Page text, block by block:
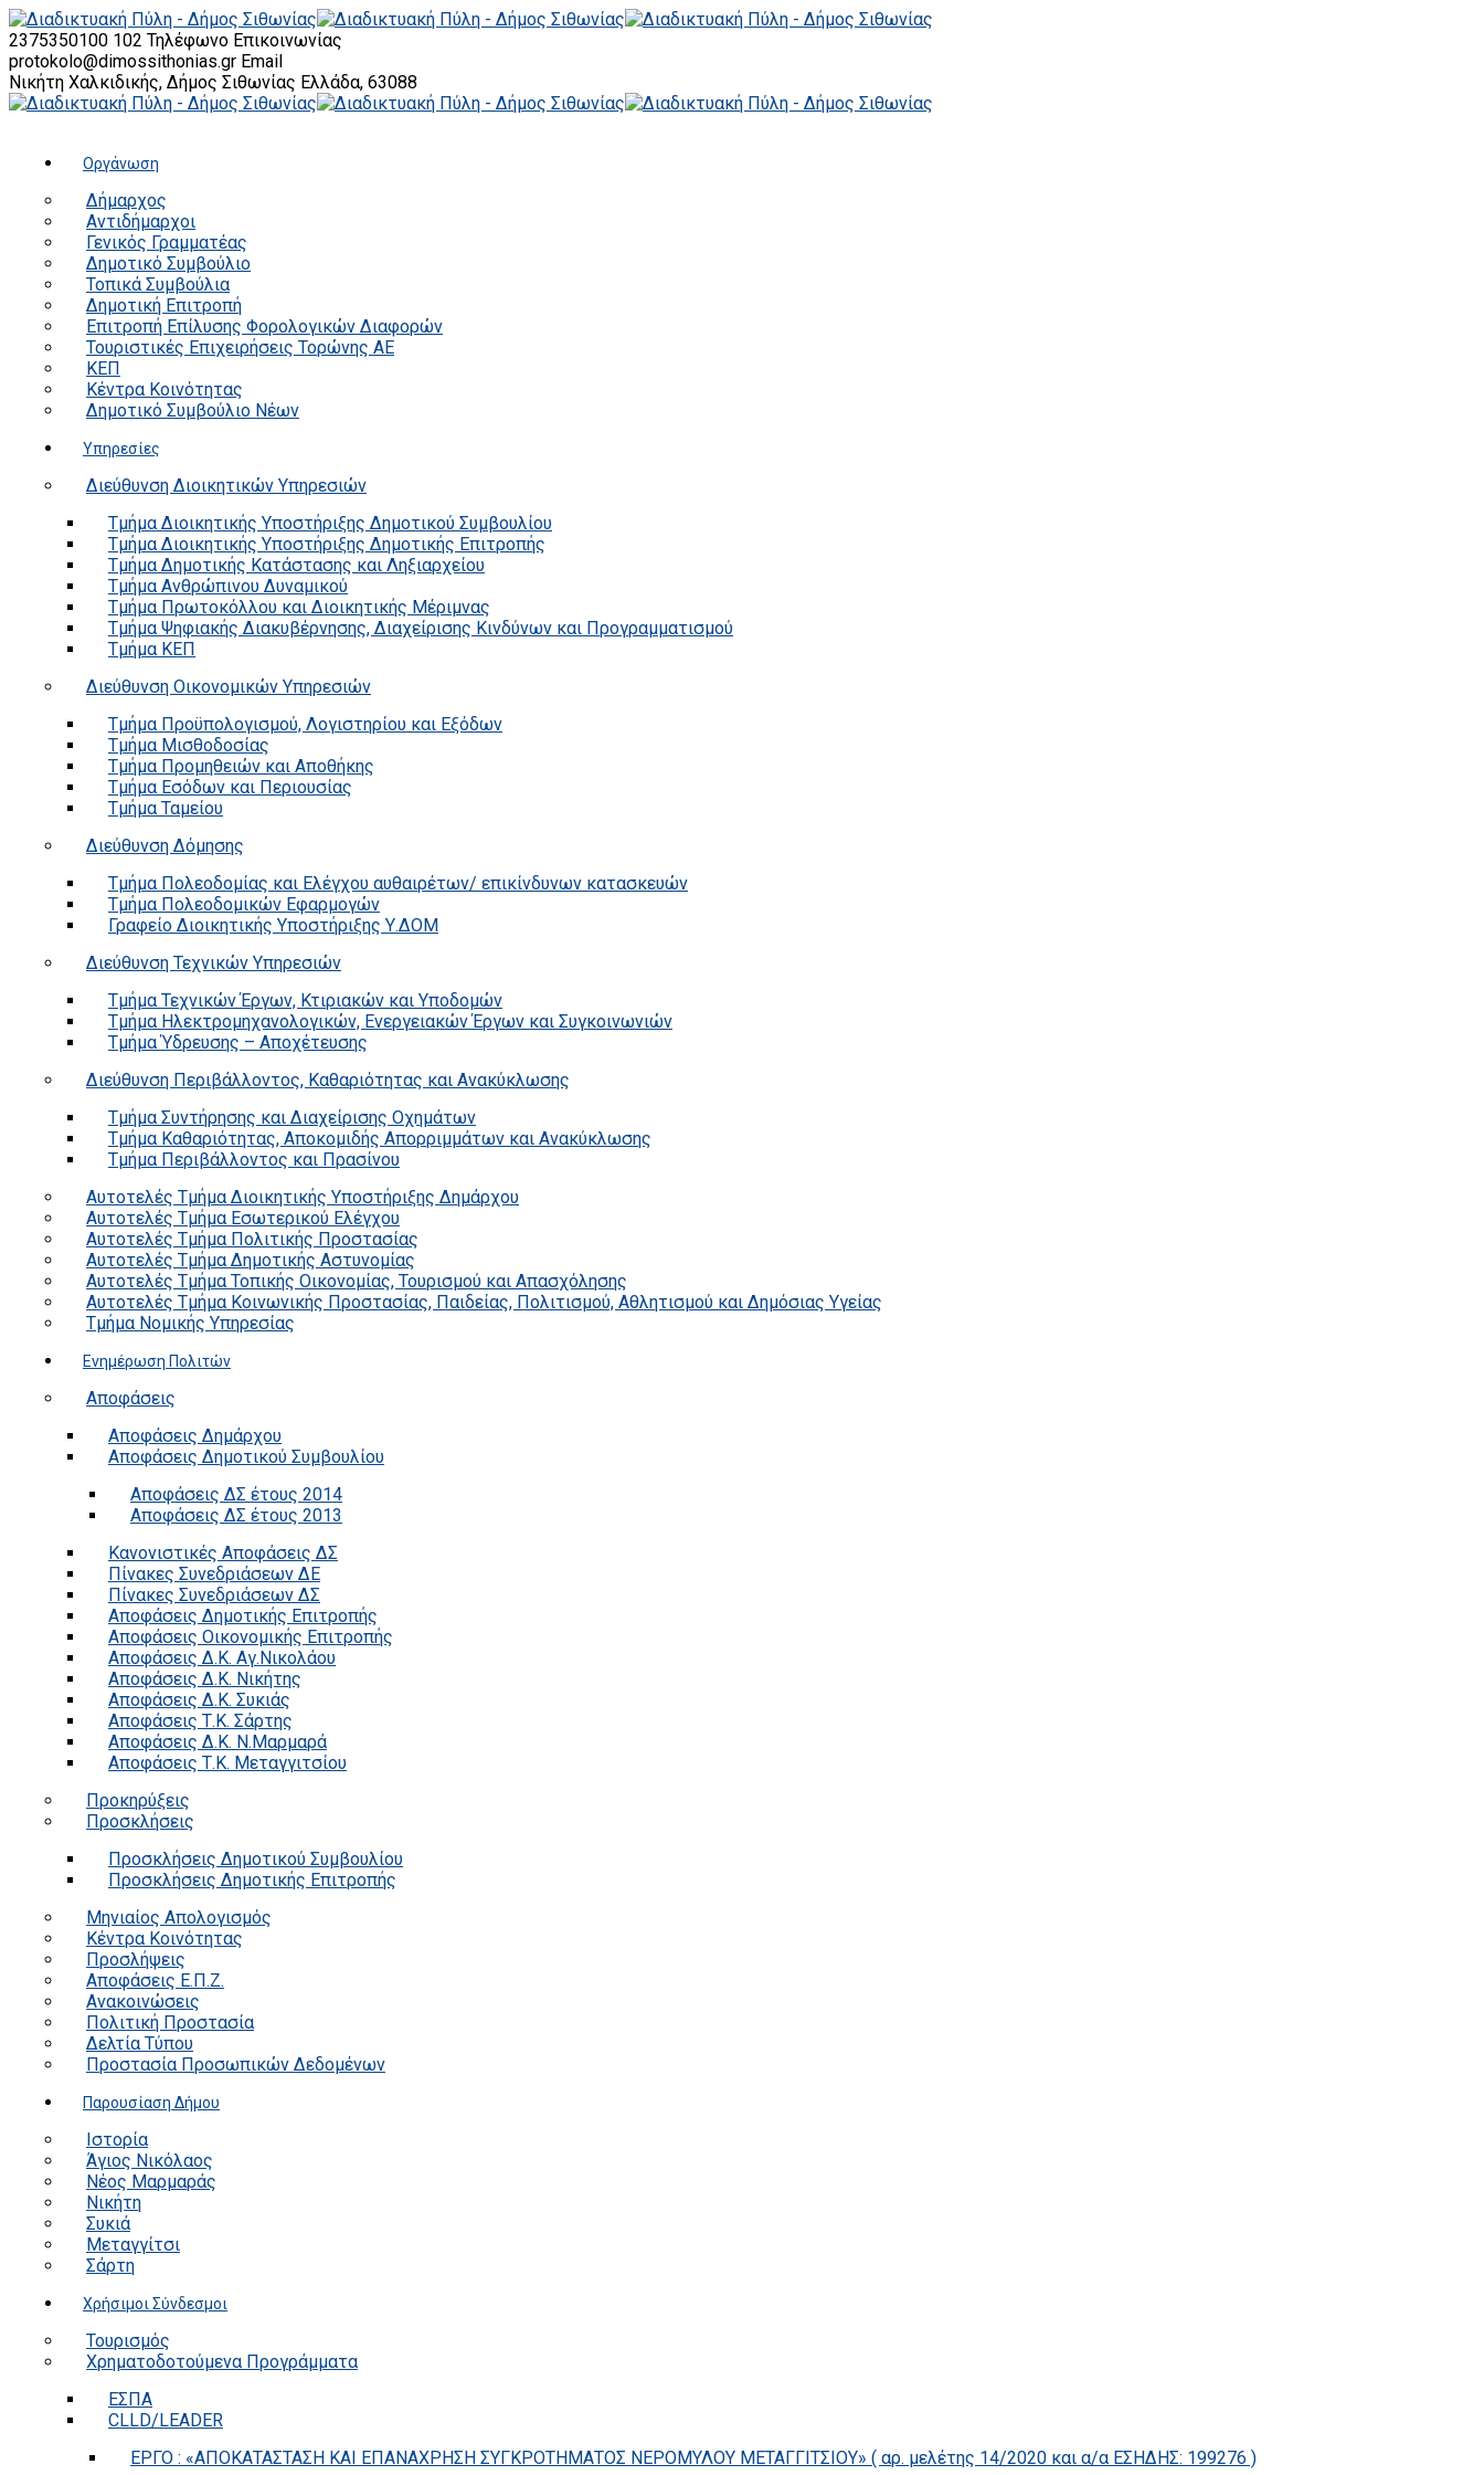
2375350100 102 Τηλέφωνο Επικοινωνίας
protokolo@dimossithonias.gr Email
Νικήτη Χαλκιδικής, Δήμος Σιθωνίας Ελλάδα, 63088
Οργάνωση
Δήμαρχος
Αντιδήμαρχοι
Γενικός Γραμματέας
Δημοτικό Συμβούλιο
Τοπικά Συμβούλια
Δημοτική Επιτροπή
Επιτροπή Επίλυσης Φορολογικών Διαφορών
Τουριστικές Επιχειρήσεις Τορώνης ΑΕ
ΚΕΠ
Κέντρα Κοινότητας
Δημοτικό Συμβούλιο Νέων
Υπηρεσίες
Διεύθυνση Διοικητικών Υπηρεσιών
Τμήμα Διοικητικής Υποστήριξης Δημοτικού Συμβουλίου
Τμήμα Διοικητικής Υποστήριξης Δημοτικής Επιτροπής
Τμήμα Δημοτικής Κατάστασης και Ληξιαρχείου
Τμήμα Ανθρώπινου Δυναμικού
Τμήμα Πρωτοκόλλου και Διοικητικής Μέριμνας
Τμήμα Ψηφιακής Διακυβέρνησης, Διαχείρισης Κινδύνων και Προγραμματισμού
Τμήμα ΚΕΠ
Διεύθυνση Οικονομικών Υπηρεσιών
Τμήμα Προϋπολογισμού, Λογιστηρίου και Εξόδων
Τμήμα Μισθοδοσίας
Τμήμα Προμηθειών και Αποθήκης
Τμήμα Εσόδων και Περιουσίας
Τμήμα Ταμείου
Διεύθυνση Δόμησης
Τμήμα Πολεοδομίας και Ελέγχου αυθαιρέτων/ επικίνδυνων κατασκευών
Τμήμα Πολεοδομικών Εφαρμογών
Γραφείο Διοικητικής Υποστήριξης Υ.ΔΟΜ
Διεύθυνση Τεχνικών Υπηρεσιών
Τμήμα Τεχνικών Έργων, Κτιριακών και Υποδομών
Τμήμα Ηλεκτρομηχανολογικών, Ενεργειακών Έργων και Συγκοινωνιών
Τμήμα Ύδρευσης – Αποχέτευσης
Διεύθυνση Περιβάλλοντος, Καθαριότητας και Ανακύκλωσης
Τμήμα Συντήρησης και Διαχείρισης Οχημάτων
Τμήμα Καθαριότητας, Αποκομιδής Απορριμμάτων και Ανακύκλωσης
Τμήμα Περιβάλλοντος και Πρασίνου
Αυτοτελές Τμήμα Διοικητικής Υποστήριξης Δημάρχου
Αυτοτελές Τμήμα Εσωτερικού Ελέγχου
Αυτοτελές Τμήμα Πολιτικής Προστασίας
Αυτοτελές Τμήμα Δημοτικής Αστυνομίας
Αυτοτελές Τμήμα Τοπικής Οικονομίας, Τουρισμού και Απασχόλησης
Αυτοτελές Τμήμα Κοινωνικής Προστασίας, Παιδείας, Πολιτισμού, Αθλητισμού και Δημόσιας Υγείας
Τμήμα Νομικής Υπηρεσίας
Ενημέρωση Πολιτών
Αποφάσεις
Αποφάσεις Δημάρχου
Αποφάσεις Δημοτικού Συμβουλίου
Αποφάσεις ΔΣ έτους 2014
Αποφάσεις ΔΣ έτους 2013
Κανονιστικές Αποφάσεις ΔΣ
Πίνακες Συνεδριάσεων ΔΕ
Πίνακες Συνεδριάσεων ΔΣ
Αποφάσεις Δημοτικής Επιτροπής
Αποφάσεις Οικονομικής Επιτροπής
Αποφάσεις Δ.Κ. Αγ.Νικολάου
Αποφάσεις Δ.Κ. Νικήτης
Αποφάσεις Δ.Κ. Συκιάς
Αποφάσεις Τ.Κ. Σάρτης
Αποφάσεις Δ.Κ. Ν.Μαρμαρά
Αποφάσεις Τ.Κ. Μεταγγιτσίου
Προκηρύξεις
Προσκλήσεις
Προσκλήσεις Δημοτικού Συμβουλίου
Προσκλήσεις Δημοτικής Επιτροπής
Μηνιαίος Απολογισμός
Κέντρα Κοινότητας
Προσλήψεις
Αποφάσεις Ε.Π.Ζ.
Ανακοινώσεις
Πολιτική Προστασία
Δελτία Τύπου
Προστασία Προσωπικών Δεδομένων
Παρουσίαση Δήμου
Ιστορία
Άγιος Νικόλαος
Νέος Μαρμαράς
Νικήτη
Συκιά
Μεταγγίτσι
Σάρτη
Χρήσιμοι Σύνδεσμοι
Τουρισμός
Χρηματοδοτούμενα Προγράμματα
ΕΣΠΑ
CLLD/LEADER
ΕΡΓΟ : «ΑΠΟΚΑΤΑΣΤΑΣΗ ΚΑΙ ΕΠΑΝΑΧΡΗΣΗ ΣΥΓΚΡΟΤΗΜΑΤΟΣ ΝΕΡΟΜΥΛΟΥ ΜΕΤΑΓΓΙΤΣΙΟΥ» ( αρ. μελέτης 14/2020 και α/α ΕΣΗΔΗΣ: 199276 )